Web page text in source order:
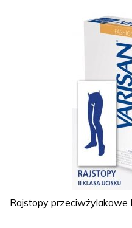
Rajstopy przeciwżylakowe